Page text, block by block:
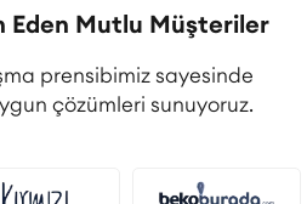
Eden Mutlu Müşteriler
prensibimiz sayesinde
çözümleri sunuyoruz.